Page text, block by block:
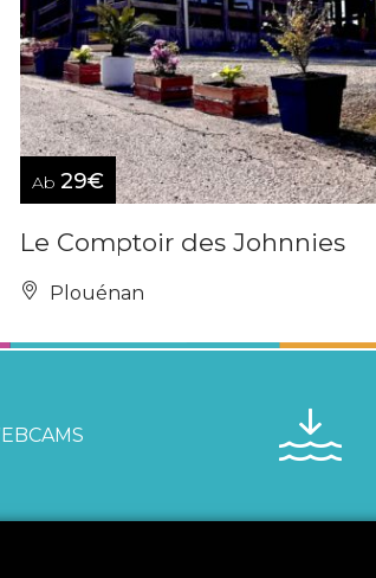
Ab 29€
Le Comptoir des Johnnies
Plouénan